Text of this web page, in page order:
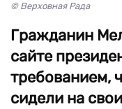
© Верховная Рада
Гражданин
сайте
требованием,
сидели на